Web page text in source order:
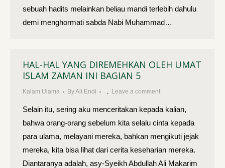
sebuah hadits melainkan beliau mandi terlebih dahulu
demi menghormati sabda Nabi Muhammad…
HAL-HAL YANG DIREMEHKAN OLEH UMAT
ISLAM ZAMAN INI BAGIAN 5
Kalam Ulama ByAli Endi Leave a comment
Selain itu, sering aku menceritakan kepada kalian,
bahwa orang-orang sebelum kita selalu cinta kepada
para ulama, melayani mereka, bahkan mengikuti jejak
mereka, kita bisa lihat dari cerita keseharian mereka.
Diantaranya adalah, asy-Syeikh Abdullah Ali Makarim